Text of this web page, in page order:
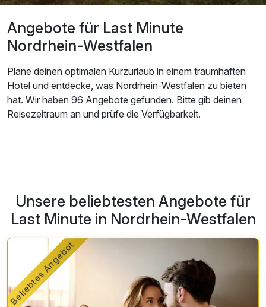
Angebote für Last Minute
Nordrhein-Westfalen
Plane deinen optimalen Kurzurlaub in einem traumhaften
Hotel und entdecke, was Nordrhein-Westfalen zu bieten
hat. Wir haben 96 Angebote gefunden. Bitte gib deinen
Reisezeitraum an und prüfe die Verfügbarkeit.
Unsere beliebtesten Angebote für
Last Minute in Nordrhein-Westfalen
Beliebtes Angebot